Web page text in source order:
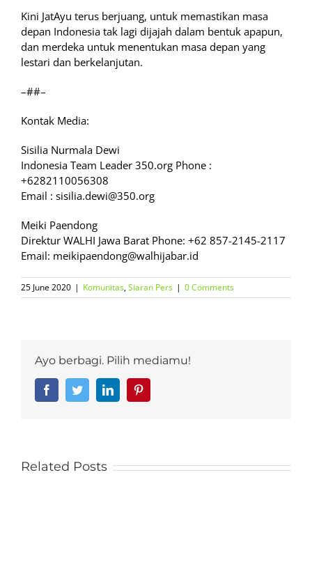
Kini JatAyu terus berjuang, untuk memastikan masa
depan Indonesia tak lagi dijajah dalam bentuk apapun,
dan merdeka untuk menentukan masa depan yang
lestari dan berkelanjutan.
–##–
Kontak Media:
Sisilia Nurmala Dewi
Indonesia Team Leader 350.org Phone :
+6282110056308
Email : sisilia.dewi@350.org
Meiki Paendong
Direktur WALHI Jawa Barat Phone: +62 857-2145-2117
Email: meikipaendong@walhijabar.id
25 June 2020 | Komunitas,Siaran Pers | 0 Comments
Ayo berbagi. Pilih mediamu!
FacebookTwitterLinkedIn
Related Posts